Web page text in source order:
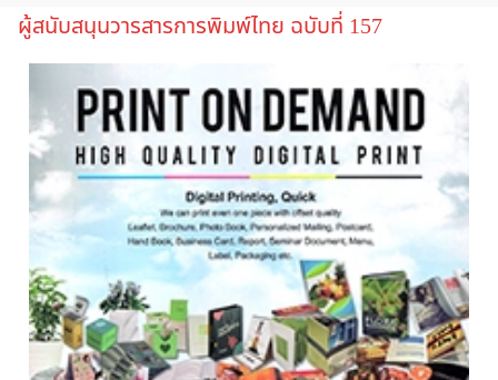
ผู้สนับสนุนวารสารการพิมพ์ไทย ฉบับที่ 157